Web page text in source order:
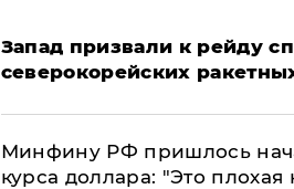
Запад призвали к рейду
северокорейских
Минфину РФ пришлось
курса доллара: "Это плохая